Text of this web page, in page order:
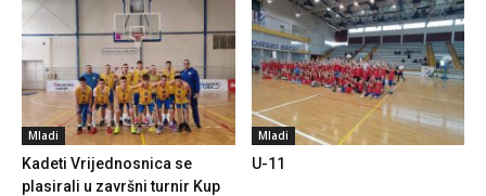
Mladi
Kadeti Vrijednosnica se
plasirali u završni turnir Kup
Mladi
U-11